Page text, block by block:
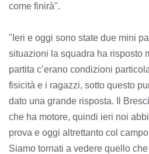
come finirà".
"Ieri e oggi sono state due mini
situazioni la squadra ha risposto
partita c’erano condizioni
fisicità e i ragazzi, sotto questo
dato una grande risposta. Il
che ha motore, quindi ieri noi
prova e oggi altrettanto col
Siamo tornati a vedere quello